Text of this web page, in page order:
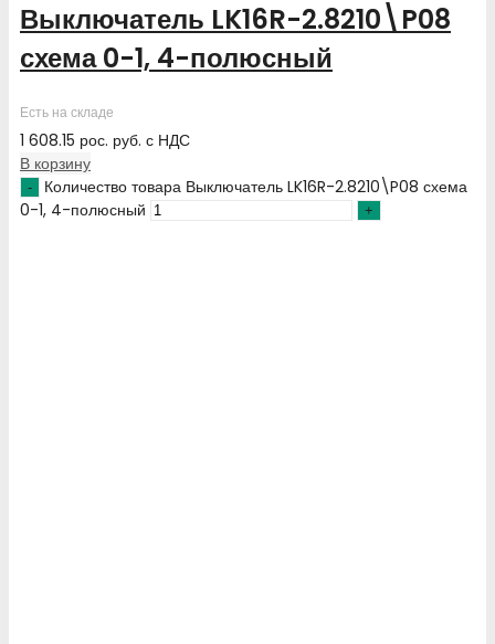
Выключатель LK16R-2.8210\P08
схема 0-1, 4-полюсный
Есть на складе
1 608.15 рос. руб. с НДС
В корзину
Количество товара Выключатель LK16R-2.8210\P08 схема
0-1, 4-полюсный